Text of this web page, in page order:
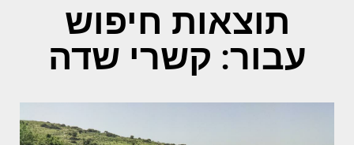
תוצאות חיפוש
עבור: קשרי שדה